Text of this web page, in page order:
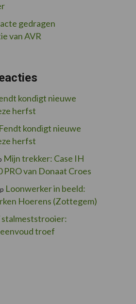
gedragen
van AVR
kondigt nieuwe
herfst
Fendt kondigt nieuwe
herfst
Mijn trekker: Case IH
PRO van Donaat Croes
Loonwerker in beeld:
Hoerens (Zottegem)
stalmeststrooier:
troef